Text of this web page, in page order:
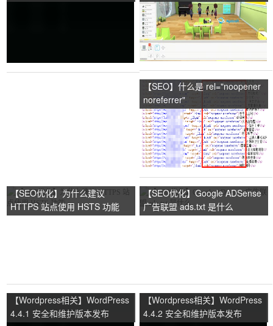
【SEO】什么是 rel="noopener
noreferrer"
【SEO优化】为什么建议
HTTPS 站点使用 HSTS 功能
【SEO优化】Google ADSense
广告联盟 ads.txt 是什么
【Wordpress相关】WordPress
4.4.1 安全和维护版本发布
【Wordpress相关】WordPress
4.4.2 安全和维护版本发布